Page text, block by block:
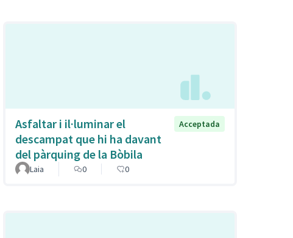
Asfaltar i il·luminar el
descampat que hi ha davant
del pàrquing de la Bòbila
Acceptada
Laia 0 0